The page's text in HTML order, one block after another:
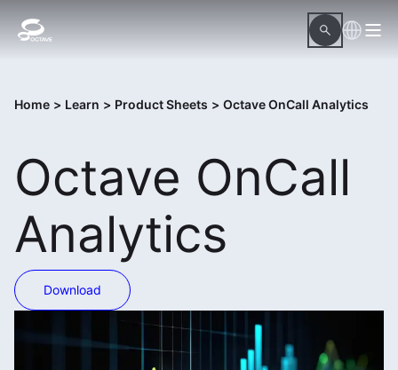
Home > Learn > Product Sheets > Octave OnCall Analytics
Octave OnCall
Analytics
Download